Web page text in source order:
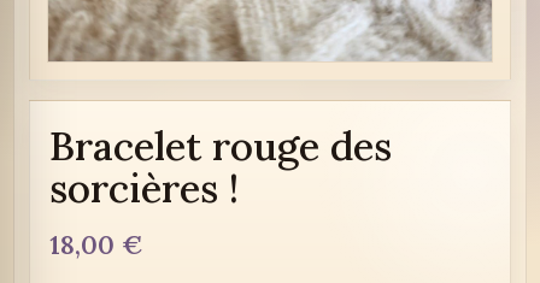
Bracelet rouge des
sorcières !
18,00 €